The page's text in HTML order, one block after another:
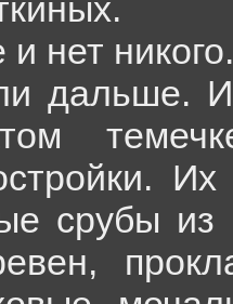
нет никого.
дальше.
срубы из